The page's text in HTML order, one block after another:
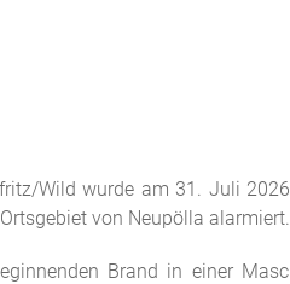
Wild wurde am 31. Juli
von Neupölla alarmiert.
Brand in einer